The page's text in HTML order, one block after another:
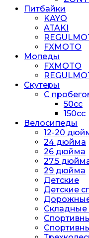
Питбайки
KAYO
ATAKI
FXMOTO
Мопеды
FXMOTO
Скутеры
С
50cc
150cc
Велосипеды
12-20
24 дюйма
26 дюйма
27.5
29 дюйма
Детские
Детские
Складные